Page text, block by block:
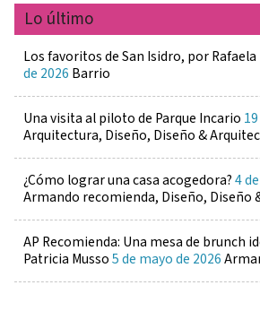
Lo último
Los favoritos de San Isidro, por
de 2026 Barrio
Una visita al piloto de Parque Incario
Arquitectura, Diseño, Diseño &
¿Cómo lograr una casa acogedora?4
Armando recomienda, Diseño, Diseño
AP Recomienda: Una mesa de brunch
Patricia Musso5 de mayo de 2026